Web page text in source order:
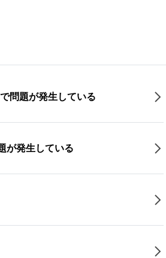
問題が発生している
が発生している